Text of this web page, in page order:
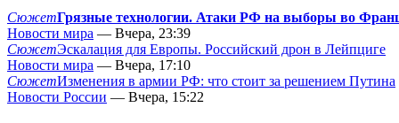
СюжетГрязные технологии. Атаки РФ на выборы во
Новости мира — Вчера, 23:39
СюжетЭскалация для Европы. Российский дрон в Лейпциге
Новости мира — Вчера, 17:10
СюжетИзменения в армии РФ: что стоит за решением Путина
Новости России — Вчера, 15:22